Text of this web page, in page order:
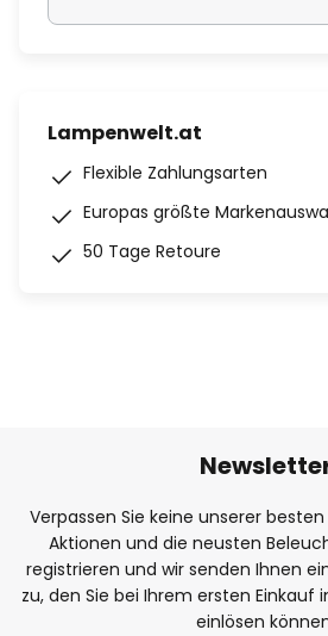
Lampenwelt.at
Flexible Zahlungsarten
Europas größte
50 Tage Retoure
Verpassen Sie keine unserer
Aktionen und die neusten
registrieren und wir senden Ihnen
zu, den Sie bei Ihrem ersten Einkauf
einlösen